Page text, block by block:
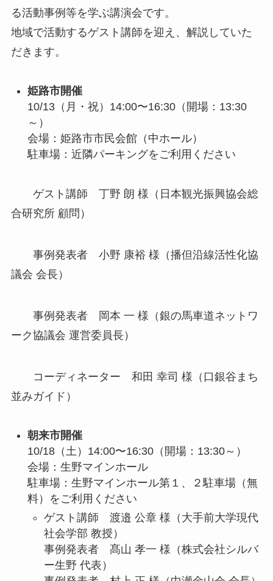
る活動事例等を学ぶ講演会です。
地域で活動するゲスト講師を迎え、解説していた
だきます。
姫路市開催
10/13（月・祝）14:00〜16:30（開場：13:30
～）
会場：姫路市市民会館（中ホール）
駐車場：近隣パーキングをご利用ください
ゲスト講師
丁野 朗 様（日本観光振興協会総
合研究所 顧問）
事例発表者
小野 康裕 様（播但沿線活性化協
議会 会長）
事例発表者
岡本 一 様（銀の馬車道ネットワ
ーク協議会 運営委員長）
コーディネーター
和田 幸司 様（口銀谷まち
並みガイド）
朝来市開催
10/18（土）14:00〜16:30（開場：13:30～）
会場：生野マインホール
駐車場：生野マインホール第１、２駐車場（無
料）をご利用ください
ゲスト講師
渡邉 公章 様（大手前大学現代
社会学部 教授）
事例発表者
髙山 孝一 様（株式会社シルバ
ー生野 代表）